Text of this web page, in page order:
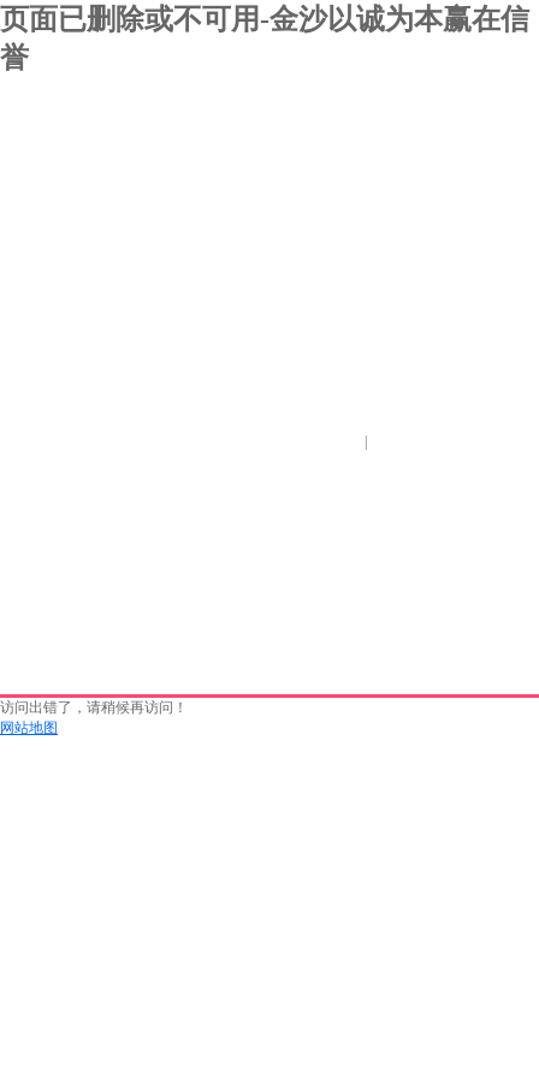
页面已删除或不可用-金沙以诚为本赢在信
誉
访问出错了，请稍候再访问！
网站地图